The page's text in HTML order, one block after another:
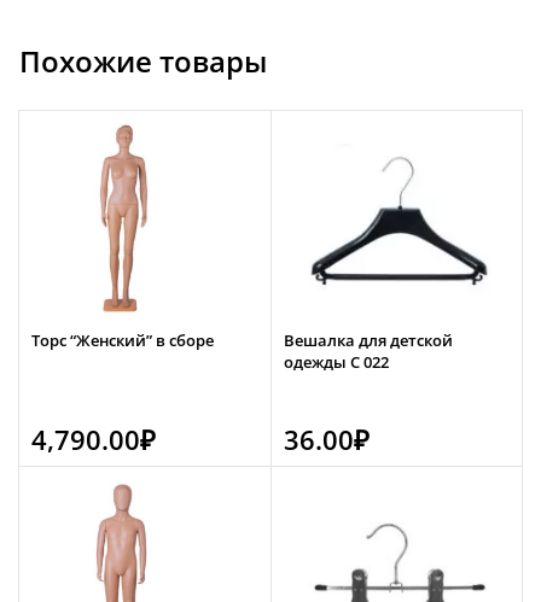
Похожие товары
Торс “Женский” в сборе
4,790.00₽
Вешалка для детской
одежды С 022
36.00₽